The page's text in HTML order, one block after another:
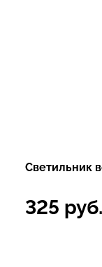
Светильник
325 руб.